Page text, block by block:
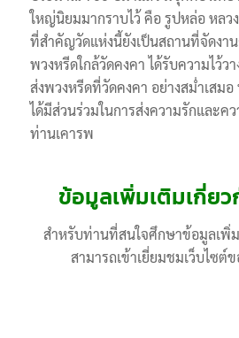
ใหญ่นิยมมากราบไว้ คือ รูปหล่อ หลว
ที่สำคัญวัดแห่งนี้ยังเป็นสถานที่จัดงา
พวงหรีดใกล้วัดคงคา ได้รับความไว้ว
ส่งพวงหรีดที่วัดคงคา อย่างสม่ำเสม
ได้มีส่วนร่วมในการส่งความรักและค
ท่านเคารพ
ข้อมูลเพิ่มเติมเกี่ย
สำหรับท่านที่สนใจศึกษาข้อมูลเพิ่ม
สามารถเข้าเยี่ยมชมเว็บไซต์